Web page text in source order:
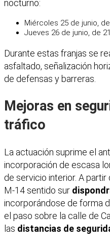
nocturno:
Miércoles 25 de junio,
Jueves 26 de junio, de
Durante estas franjas se
asfaltado, señalización
de defensas y barreras.
Mejoras en
tráfico
La actuación suprime el
incorporación de escasa
de servicio interior. A
M-14 sentido sur
incorporándose de forma
el paso sobre la calle de
las distancias de